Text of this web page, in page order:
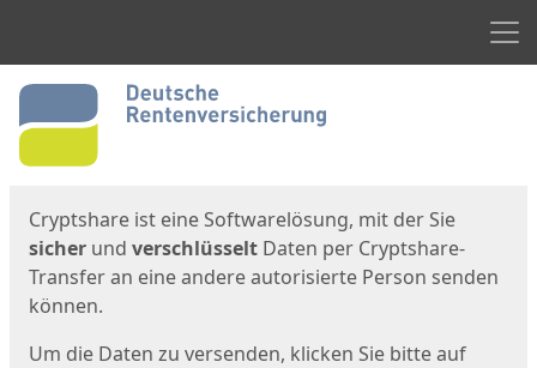
Start
Cryptshare ist eine Softwarelösung, mit der Sie
sicher und verschlüsselt Daten per Cryptshare-
Transfer an eine andere autorisierte Person senden
können.
Um die Daten zu versenden, klicken Sie bitte auf